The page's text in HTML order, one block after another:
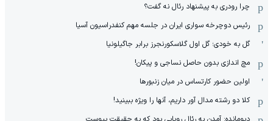
چرا رودری به پیشنهاد رئال نه گفت؟
رئیس دوچرخه سواری ایران در جلسه مهم کنفدراسیون آسیا
گل به خودی؛ گل اول گلاسکورنجرز برابر جاگیلونیا
مچ اندازی بدون حاصل نساجی و پیکان!
اولین حضور کارتساس در میان زنبورها
کلا دو‌ رشته مدال آور داریم، آنها را ویژه ببینید!